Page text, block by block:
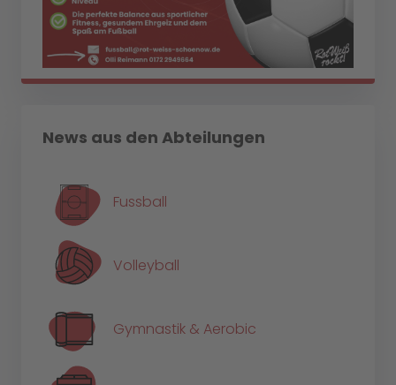
News aus den Abteilungen
Fussball
Volleyball
Gymnastik & Aerobic